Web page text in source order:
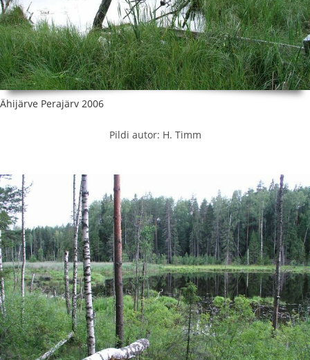
Ähijärve Perajärv 2006
Pildi autor: H. Timm